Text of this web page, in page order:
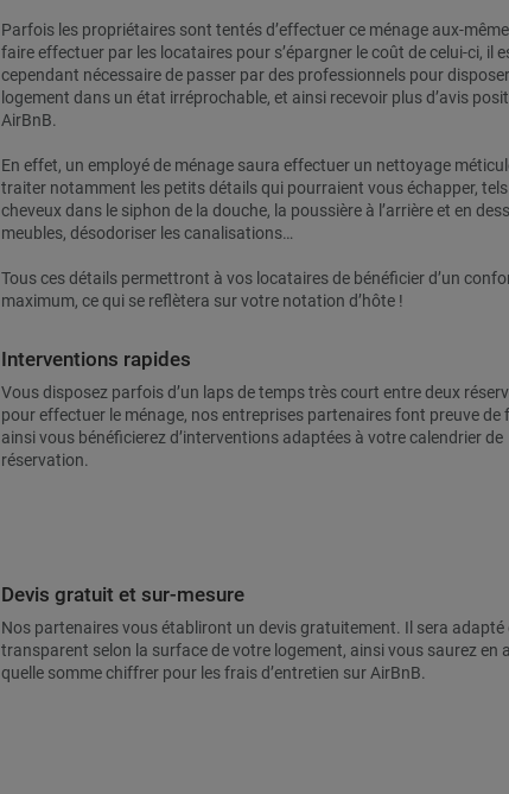
Parfois les propriétaires sont tentés d’effectuer ce ménage aux-
faire effectuer par les locataires pour s’épargner le coût de celui-ci, il
cependant nécessaire de passer par des professionnels pour disposer
logement dans un état irréprochable, et ainsi recevoir plus d’avis
AirBnB.
En effet, un employé de ménage saura effectuer un nettoyage
traiter notamment les petits détails qui pourraient vous échapper, tels
cheveux dans le siphon de la douche, la poussière à l’arrière et en
meubles, désodoriser les canalisations…
Tous ces détails permettront à vos locataires de bénéficier d’un
maximum, ce qui se reflètera sur votre notation d’hôte !
Interventions rapides
Vous disposez parfois d’un laps de temps très court entre deux
pour effectuer le ménage, nos entreprises partenaires font preuve de
ainsi vous bénéficierez d’interventions adaptées à votre calendrier de
réservation.
Devis gratuit et sur-mesure
Nos partenaires vous établiront un devis gratuitement. Il sera adapté
transparent selon la surface de votre logement, ainsi vous saurez en
quelle somme chiffrer pour les frais d’entretien sur AirBnB.